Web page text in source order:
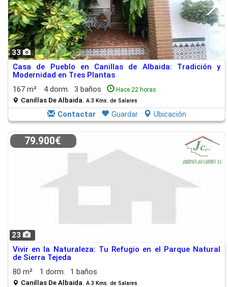
33
Casa de Pueblo en Canillas de Albaida: Tradición y
Modernidad en Tres Plantas
167 m²
4 dorm. 3 baños Hace 22 horas
Canillas De Albaida. A 3 Kms. de Salares
Contactar Guardar Ubicación
23
79.900€
Vivir en la Naturaleza: Tu Refugio en el Parque Natural
de Sierra Tejeda
80 m²
1 dorm. 1 baños
Canillas De Albaida. A 3 Kms. de Salares